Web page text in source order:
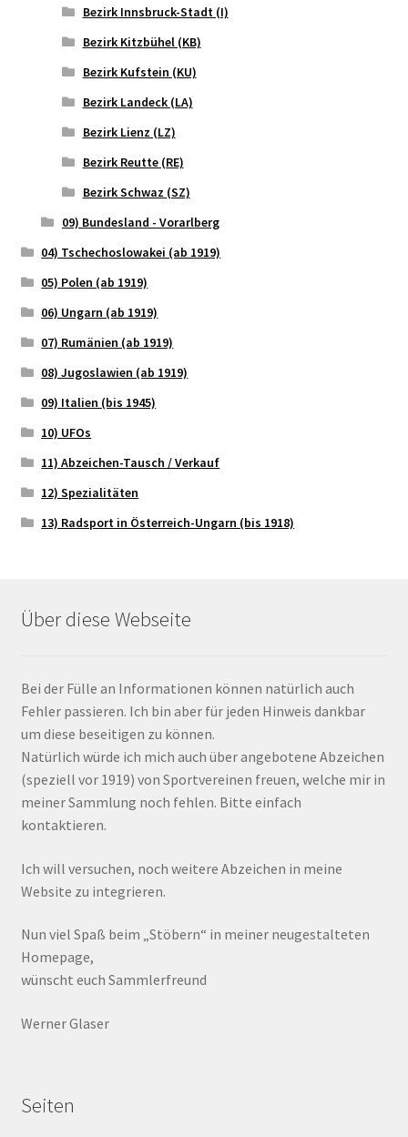
Bezirk Innsbruck-Stadt (I)
Bezirk Kitzbühel (KB)
Bezirk Kufstein (KU)
Bezirk Landeck (LA)
Bezirk Lienz (LZ)
Bezirk Reutte (RE)
Bezirk Schwaz (SZ)
09) Bundesland - Vorarlberg
04) Tschechoslowakei (ab 1919)
05) Polen (ab 1919)
06) Ungarn (ab 1919)
07) Rumänien (ab 1919)
08) Jugoslawien (ab 1919)
09) Italien (bis 1945)
10) UFOs
11) Abzeichen-Tausch / Verkauf
12) Spezialitäten
13) Radsport in Österreich-Ungarn (bis 1918)
Über diese Webseite
Bei der Fülle an Informationen können natürlich auch
Fehler passieren. Ich bin aber für jeden Hinweis dankbar
um diese beseitigen zu können.
Natürlich würde ich mich auch über angebotene Abzeichen
(speziell vor 1919) von Sportvereinen freuen, welche mir in
meiner Sammlung noch fehlen. Bitte einfach
kontaktieren.
Ich will versuchen, noch weitere Abzeichen in meine
Website zu integrieren.
Nun viel Spaß beim „Stöbern“ in meiner neugestalteten
Homepage,
wünscht euch Sammlerfreund
Werner Glaser
Seiten